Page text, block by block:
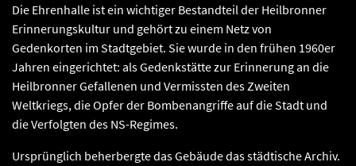
Die Ehrenhalle ist ein wichtiger Bestandteil der Heilbronner
Erinnerungskultur und gehört zu einem Netz von
Gedenkorten im Stadtgebiet. Sie wurde in den frühen 1960er
Jahren eingerichtet: als Gedenkstätte zur Erinnerung an die
Heilbronner Gefallenen und Vermissten des Zweiten
Weltkriegs, die Opfer der Bombenangriffe auf die Stadt und
die Verfolgten des NS-Regimes.
Ursprünglich beherbergte das Gebäude das städtische Archiv.